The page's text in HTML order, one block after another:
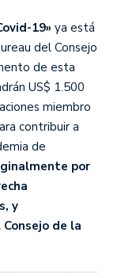
19» ya está
del Consejo
de esta
US$ 1.500
miembro
contribuir a
de
por
y
de la